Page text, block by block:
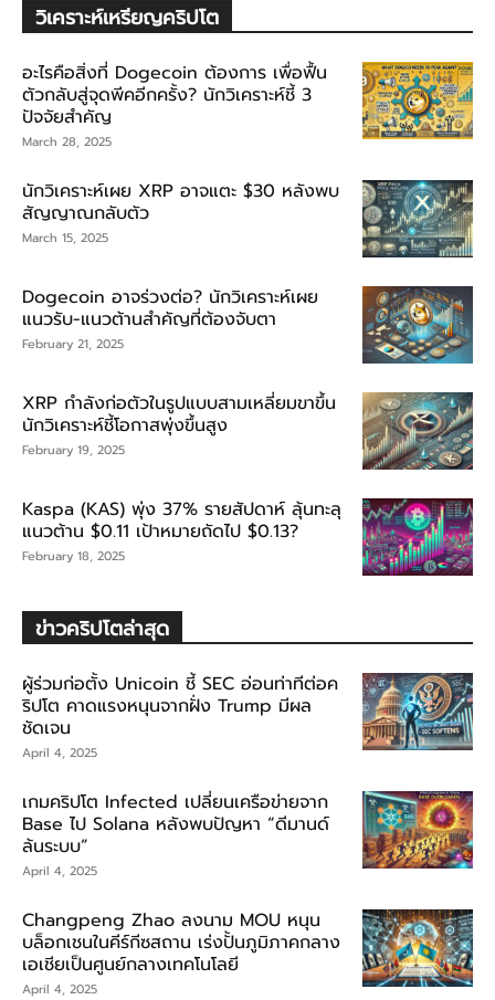
วิเคราะห์เหรียญคริปโต
อะไรคือสิ่งที่ Dogecoin ต้องการ เพื่อฟื้น
ตัวกลับสู่จุดพีคอีกครั้ง? นักวิเคราะห์ชี้ 3
ปัจจัยสำคัญ
March 28, 2025
นักวิเคราะห์เผย XRP อาจแตะ $30 หลังพบ
สัญญาณกลับตัว
March 15, 2025
Dogecoin อาจร่วงต่อ? นักวิเคราะห์เผย
แนวรับ-แนวต้านสำคัญที่ต้องจับตา
February 21, 2025
XRP กำลังก่อตัวในรูปแบบสามเหลี่ยมขาขึ้น
นักวิเคราะห์ชี้โอกาสพุ่งขึ้นสูง
February 19, 2025
Kaspa (KAS) พุ่ง 37% รายสัปดาห์ ลุ้นทะลุ
แนวต้าน $0.11 เป้าหมายถัดไป $0.13?
February 18, 2025
ข่าวคริปโตล่าสุด
ผู้ร่วมก่อตั้ง Unicoin ชี้ SEC อ่อนท่าทีต่อค
ริปโต คาดแรงหนุนจากฝั่ง Trump มีผล
ชัดเจน
April 4, 2025
เกมคริปโต Infected เปลี่ยนเครือข่ายจาก
Base ไป Solana หลังพบปัญหา “ดีมานด์
ล้นระบบ”
April 4, 2025
Changpeng Zhao ลงนาม MOU หนุน
บล็อกเชนในคีร์กีซสถาน เร่งปั้นภูมิภาคกลาง
เอเชียเป็นศูนย์กลางเทคโนโลยี
April 4, 2025